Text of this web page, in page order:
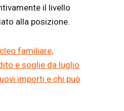
il livello
alla posizione.
familiare,
e soglie da luglio
importi e chi può